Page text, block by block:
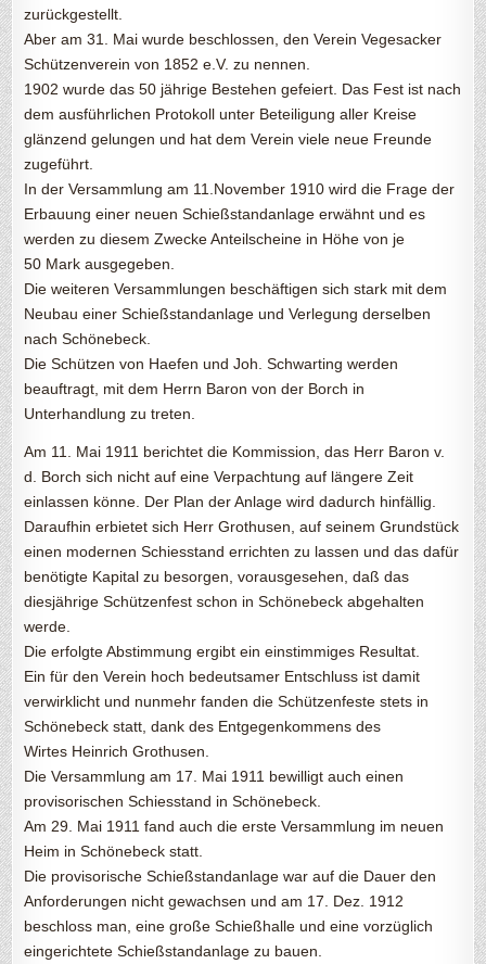
zurückgestellt.
Aber am 31. Mai wurde beschlossen, den Verein Vegesacker
Schützenverein von 1852 e.V. zu nennen.
1902 wurde das 50 jährige Bestehen gefeiert. Das Fest ist nach
dem ausführlichen Protokoll unter Beteiligung aller Kreise
glänzend gelungen und hat dem Verein viele neue Freunde
zugeführt.
In der Versammlung am 11.November 1910 wird die Frage der
Erbauung einer neuen Schießstandanlage erwähnt und es
werden zu diesem Zwecke Anteilscheine in Höhe von je
50 Mark ausgegeben.
Die weiteren Versammlungen beschäftigen sich stark mit dem
Neubau einer Schießstandanlage und Verlegung derselben
nach Schönebeck.
Die Schützen von Haefen und Joh. Schwarting werden
beauftragt, mit dem Herrn Baron von der Borch in
Unterhandlung zu treten.
Am 11. Mai 1911 berichtet die Kommission, das Herr Baron v.
d. Borch sich nicht auf eine Verpachtung auf längere Zeit
einlassen könne. Der Plan der Anlage wird dadurch hinfällig.
Daraufhin erbietet sich Herr Grothusen, auf seinem Grundstück
einen modernen Schiesstand errichten zu lassen und das dafür
benötigte Kapital zu besorgen, vorausgesehen, daß das
diesjährige Schützenfest schon in Schönebeck abgehalten
werde.
Die erfolgte Abstimmung ergibt ein einstimmiges Resultat.
Ein für den Verein hoch bedeutsamer Entschluss ist damit
verwirklicht und nunmehr fanden die Schützenfeste stets in
Schönebeck statt, dank des Entgegenkommens des
Wirtes Heinrich Grothusen.
Die Versammlung am 17. Mai 1911 bewilligt auch einen
provisorischen Schiesstand in Schönebeck.
Am 29. Mai 1911 fand auch die erste Versammlung im neuen
Heim in Schönebeck statt.
Die provisorische Schießstandanlage war auf die Dauer den
Anforderungen nicht gewachsen und am 17. Dez. 1912
beschloss man, eine große Schießhalle und eine vorzüglich
eingerichtete Schießstandanlage zu bauen.